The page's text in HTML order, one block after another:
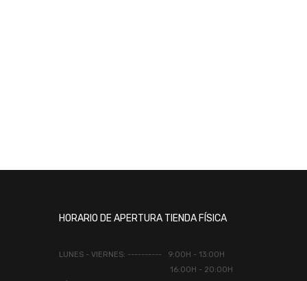
HORARIO DE APERTURA TIENDA FÍSICA
LUNES - VIERNES: ---------- 9:00H - 13:00H
16:00H - 20:00H